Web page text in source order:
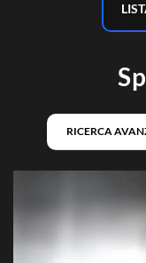
RICERCA